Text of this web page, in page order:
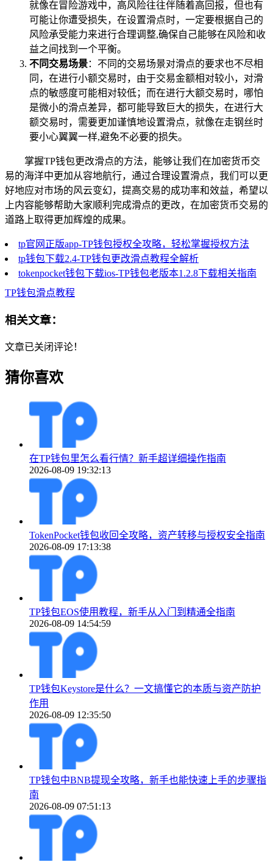
就像在冒险游戏中，高风险往往伴随着高回报，但也有
可能让你遭受损失，在设置滑点时，一定要根据自己的
风险承受能力来进行合理调整,确保自己能够在风险和收
益之间找到一个平衡。
不同交易场景：不同的交易场景对滑点的要求也不尽相
同，在进行小额交易时，由于交易金额相对较小，对滑
点的敏感度可能相对较低；而在进行大额交易时，哪怕
是微小的滑点差异，都可能导致巨大的损失，在进行大
额交易时，需要更加谨慎地设置滑点，就像在走钢丝时
要小心翼翼一样,避免不必要的损失。
掌握TP钱包更改滑点的方法，能够让我们在加密货币交
易的海洋中更加从容地航行，通过合理设置滑点，我们可以更
好地应对市场的风云变幻，提高交易的成功率和效益，希望以
上内容能够帮助大家顺利完成滑点的更改，在加密货币交易的
道路上取得更加辉煌的成果。
tp官网正版app-TP钱包授权全攻略，轻松掌握授权方法
tp钱包下载2.4-TP钱包更改滑点教程全解析
tokenpocket钱包下载ios-TP钱包老版本1.2.8下载相关指南
TP钱包滑点教程
相关文章：
文章已关闭评论！
猜你喜欢
在TP钱包里怎么看行情？新手超详细操作指南
2026-08-09 19:32:13
TokenPocket钱包收回全攻略，资产转移与授权安全指南
2026-08-09 17:13:38
TP钱包EOS使用教程，新手从入门到精通全指南
2026-08-09 14:54:59
TP钱包Keystore是什么？一文搞懂它的本质与资产防护
作用
2026-08-09 12:35:50
TP钱包中BNB提现全攻略，新手也能快速上手的步骤指
南
2026-08-09 07:51:13